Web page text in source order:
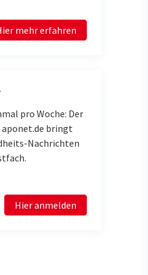
mehr erfahren
pro Woche: Der
bringt
Nachrichten
Hier anmelden